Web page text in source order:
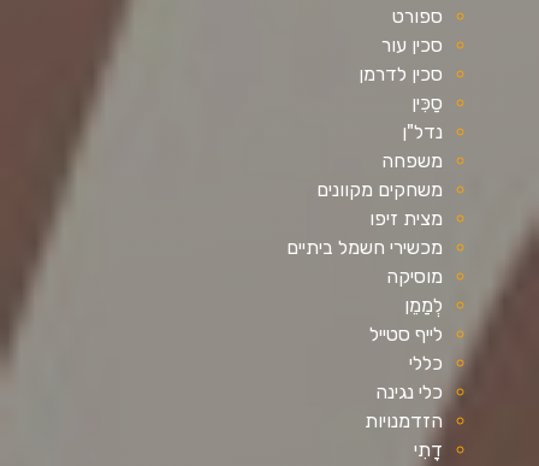
ספורט
סכין עור
סכין לדרמן
סַכִּין
נדל"ן
משפחה
משחקים מקוונים
מצית זיפו
מכשירי חשמל ביתיים
מוסיקה
לְמַמֵן
לייף סטייל
כללי
כלי נגינה
הזדמנויות
דָתִי